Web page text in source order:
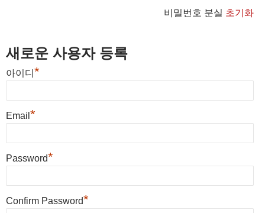
비밀번호 분실 초기화
새로운 사용자 등록
아이디 *
Email *
Password*
Confirm Password*